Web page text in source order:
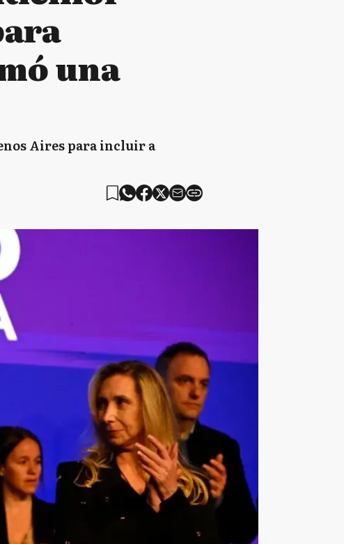
una
Aires para incluir a